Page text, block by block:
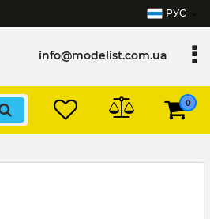
РУС
info@modelist.com.ua
0